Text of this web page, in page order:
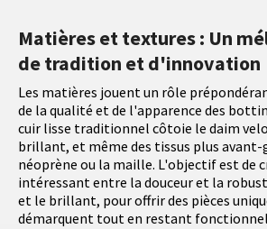
Matières et textures : Un
de tradition et d'innovation
Les matières jouent un rôle
de la qualité et de l'apparence des
cuir lisse traditionnel côtoie le daim
brillant, et même des tissus plus
néoprène ou la maille. L'objectif est de
intéressant entre la douceur et la
et le brillant, pour offrir des pièces
démarquent tout en restant